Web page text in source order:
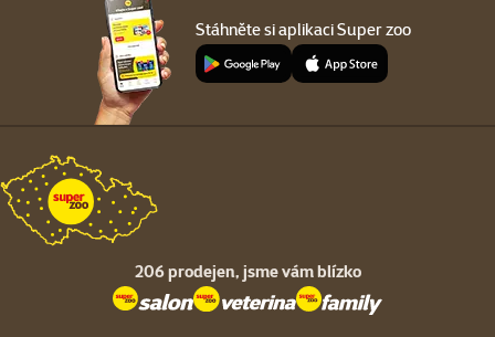
Stáhněte si aplikaci Super zoo
206 prodejen, jsme vám blízko